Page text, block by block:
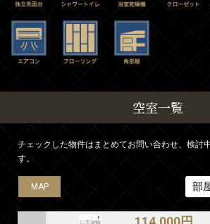
空室一覧
チェックした物件はまとめてお問い合わせ、検討
す。
MAP